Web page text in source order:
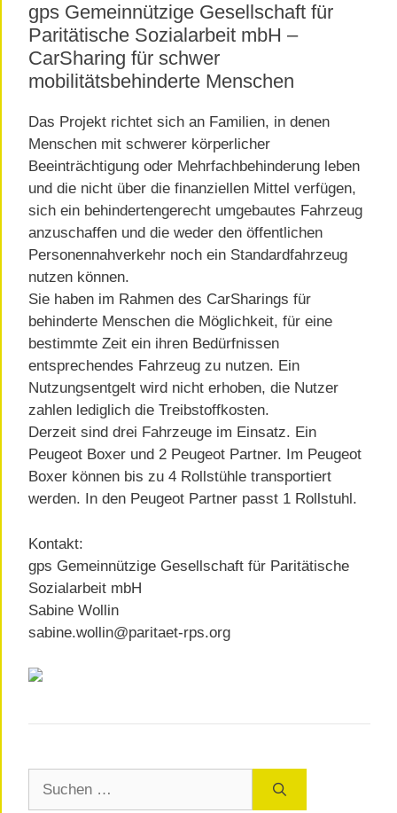
gps Gemeinnützige Gesellschaft für
Paritätische Sozialarbeit mbH –
CarSharing für schwer
mobilitätsbehinderte Menschen
Das Projekt richtet sich an Familien, in denen
Menschen mit schwerer körperlicher
Beeinträchtigung oder Mehrfachbehinderung leben
und die nicht über die finanziellen Mittel verfügen,
sich ein behindertengerecht umgebautes Fahrzeug
anzuschaffen und die weder den öffentlichen
Personennahverkehr noch ein Standardfahrzeug
nutzen können.
Sie haben im Rahmen des CarSharings für
behinderte Menschen die Möglichkeit, für eine
bestimmte Zeit ein ihren Bedürfnissen
entsprechendes Fahrzeug zu nutzen. Ein
Nutzungsentgelt wird nicht erhoben, die Nutzer
zahlen lediglich die Treibstoffkosten.
Derzeit sind drei Fahrzeuge im Einsatz. Ein
Peugeot Boxer und 2 Peugeot Partner. Im Peugeot
Boxer können bis zu 4 Rollstühle transportiert
werden. In den Peugeot Partner passt 1 Rollstuhl.
Kontakt:
gps Gemeinnützige Gesellschaft für Paritätische
Sozialarbeit mbH
Sabine Wollin
sabine.wollin@paritaet-rps.org
nach: